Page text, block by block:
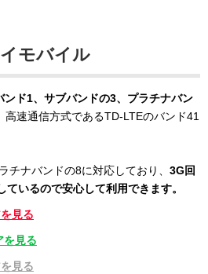
モバイル
ンド1、サブバンドの3、プラチナバン
高速通信方式であるTD-LTEのバンド41
チナバンドの8に対応しており、 3G回
いるので安心して利用できます。
見る
を見る
見る